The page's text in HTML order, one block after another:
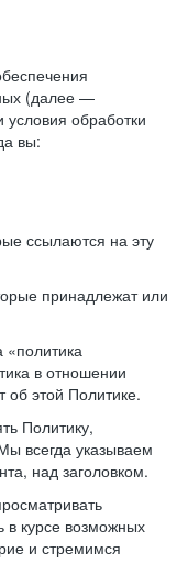
(далее —
обработки
вы:
ссылаются на эту
принадлежат или
«политика
в отношении
об этой Политике.
Политику,
всегда указываем
над заголовком.
в курсе возможных
и стремимся